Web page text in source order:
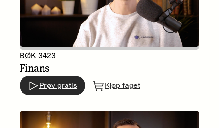
BØK 3423
Finans
Prøv gratis Kjøp faget